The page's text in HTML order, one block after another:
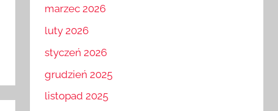
marzec 2026
luty 2026
styczeń 2026
grudzień 2025
listopad 2025